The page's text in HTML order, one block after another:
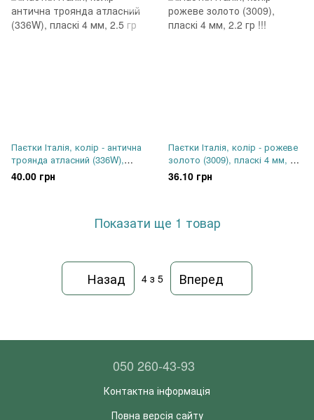
Паєтки Італія, колір - антична
троянда атласний (336W),
пласкі 4 мм, 2.5 гр
40.00 грн
Паєтки Італія, колір - рожеве
золото (3009), пласкі 4 мм, 2.2
гр !!!
36.10 грн
Показати ще 1 товар
Назад 4 з 5 Вперед
050 260-43-93
Контактна інформація
Повна версія сайту